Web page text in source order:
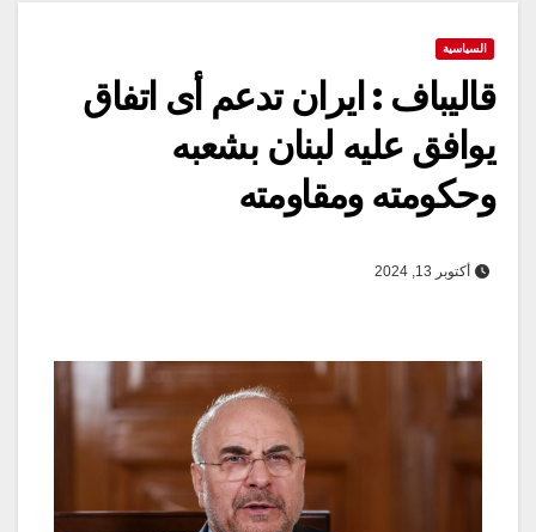
السياسية
قاليباف : ايران تدعم أی اتفاق
یوافق عليه لبنان بشعبه
وحکومته ومقاومته
أكتوبر 13, 2024